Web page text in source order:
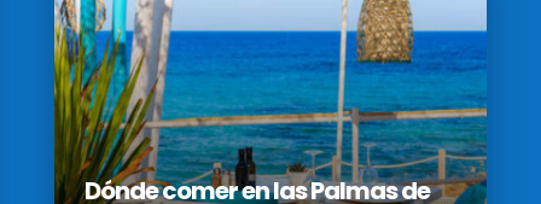
Dónde comer en las Palmas de